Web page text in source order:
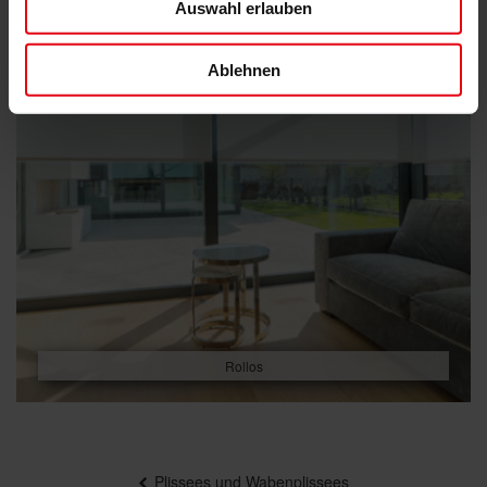
Auswahl erlauben
Ablehnen
Rollos
Plissees und Wabenplissees